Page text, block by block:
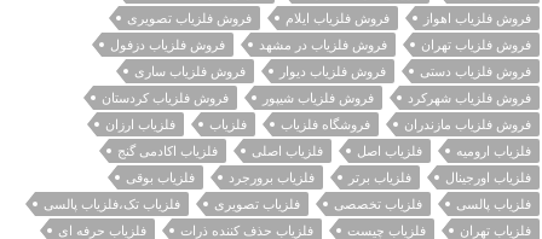
فروش فلزیاب اهواز
فروش فلزیاب ایلام
فروش فلزیاب تصویری
فروش فلزیاب تهران
فروش فلزیاب در مشهد
فروش فلزیاب دزفول
فروش فلزیاب دستی
فروش فلزیاب دیوار
فروش فلزیاب ساری
فروش فلزیاب شهرکرد
فروش فلزیاب شیپور
فروش فلزیاب کردستان
فروش فلزیاب مازندران
فروشگاه فلزیاب فلزیاب
فلزیاب ارزان
فلزیاب ارومیه
فلزیاب اصل فلزیاب اصلی
فلزیاب اکادمی گنج
فلزیاب اورجینال
فلزیاب برتر فلزیاب برورجرد
فلزیاب بوقی
فلزیاب پالسی
فلزیاب تخصصی فلزیاب تصویری
فلزیاب تک،فلزیاب پالسی
فلزیاب تهران
فلزیاب چیست فلزیاب حذف کننده ذرات
فلزیاب حرفه ای